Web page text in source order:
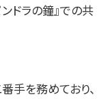
ドラの鐘』での共
手を務めており、